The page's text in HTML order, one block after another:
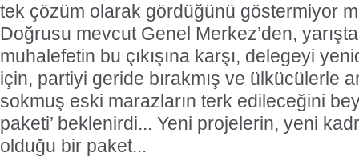
tek çözüm olarak gördüğünü göstermiyor
Doğrusu mevcut Genel Merkez’den,
muhalefetin bu çıkışına karşı, delegeyi
için, partiyi geride bırakmış ve ülkücülerle
sokmuş eski marazların terk edileceğini
paketi’ beklenirdi... Yeni projelerin, yeni
olduğu bir paket...